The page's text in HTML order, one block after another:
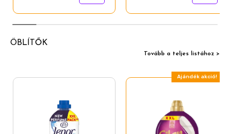
ÖBLÍTŐK
Tovább a teljes listához >
Ajándék akció!